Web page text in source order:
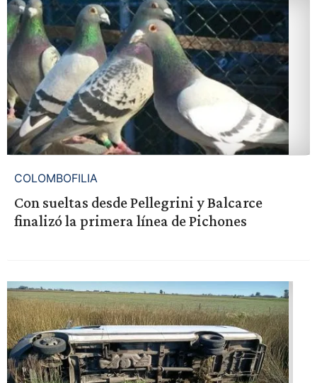
COLOMBOFILIA
Con sueltas desde Pellegrini y Balcarce
finalizó la primera línea de Pichones